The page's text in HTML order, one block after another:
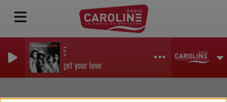
REDBONE
Come and get your love